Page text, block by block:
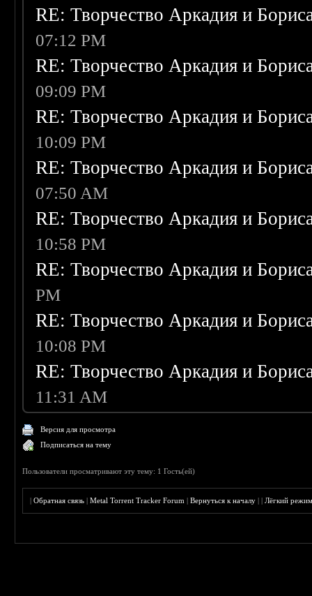
RE: Творчество Аркадия и
07:12 PM
RE: Творчество Аркадия и
09:09 PM
RE: Творчество Аркадия и
10:09 PM
RE: Творчество Аркадия и
07:50 AM
RE: Творчество Аркадия и
10:58 PM
RE: Творчество Аркадия и
PM
RE: Творчество Аркадия и
10:08 PM
RE: Творчество Аркадия и
11:31 AM
Версия для просмотра
Подписаться на тему
Пользователи просматривают эту тему: 1 Гость(ей)
|Обратная связь |Metal Torrent Tracker Forum |Вернуться к началу ||Лёгкий